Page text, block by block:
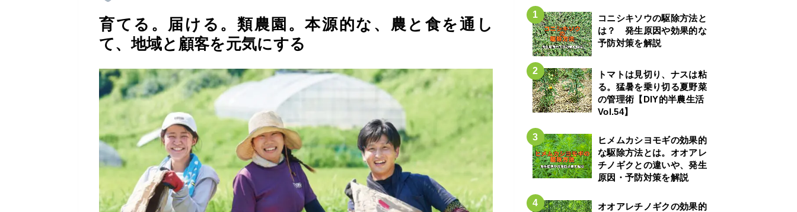
育てる。届ける。類農園。本源的な、農と食を通し
て、地域と顧客を元気にする
コニシキソウの駆除方法と
は？ 発生原因や効果的な
予防対策を解説
トマトは見切り、ナスは粘
る。猛暑を乗り切る夏野菜
の管理術【DIY的半農生活
Vol.54】
ヒメムカシヨモギの効果的
な駆除方法とは。オオアレ
チノギクとの違いや、発生
原因・予防対策を解説
オオアレチノギクの効果的